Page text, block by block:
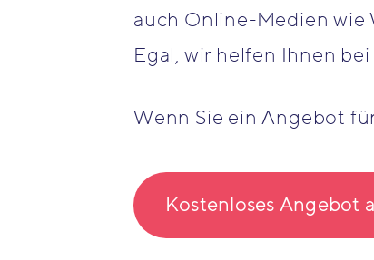
auch Online-Medien wie
Egal, wir helfen Ihnen
Wenn Sie ein Angebot
Kostenloses Angebot